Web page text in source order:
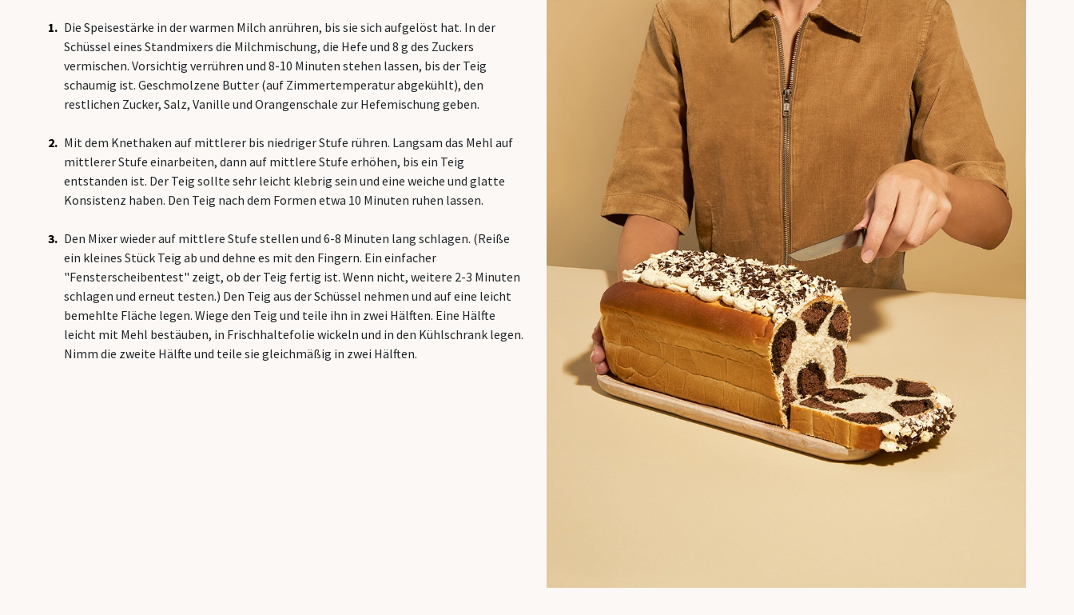
Die Speisestärke in der warmen Milch anrühren, bis sie sich aufgelöst hat. In der
Schüssel eines Standmixers die Milchmischung, die Hefe und 8 g des Zuckers
vermischen. Vorsichtig verrühren und 8-10 Minuten stehen lassen, bis der Teig
schaumig ist. Geschmolzene Butter (auf Zimmertemperatur abgekühlt), den
restlichen Zucker, Salz, Vanille und Orangenschale zur Hefemischung geben.
Mit dem Knethaken auf mittlerer bis niedriger Stufe rühren. Langsam das Mehl auf
mittlerer Stufe einarbeiten, dann auf mittlere Stufe erhöhen, bis ein Teig
entstanden ist. Der Teig sollte sehr leicht klebrig sein und eine weiche und glatte
Konsistenz haben. Den Teig nach dem Formen etwa 10 Minuten ruhen lassen.
Den Mixer wieder auf mittlere Stufe stellen und 6-8 Minuten lang schlagen. (Reiße
ein kleines Stück Teig ab und dehne es mit den Fingern. Ein einfacher
"Fensterscheibentest" zeigt, ob der Teig fertig ist. Wenn nicht, weitere 2-3 Minuten
schlagen und erneut testen.) Den Teig aus der Schüssel nehmen und auf eine leicht
bemehlte Fläche legen. Wiege den Teig und teile ihn in zwei Hälften. Eine Hälfte
leicht mit Mehl bestäuben, in Frischhaltefolie wickeln und in den Kühlschrank legen.
Nimm die zweite Hälfte und teile sie gleichmäßig in zwei Hälften.